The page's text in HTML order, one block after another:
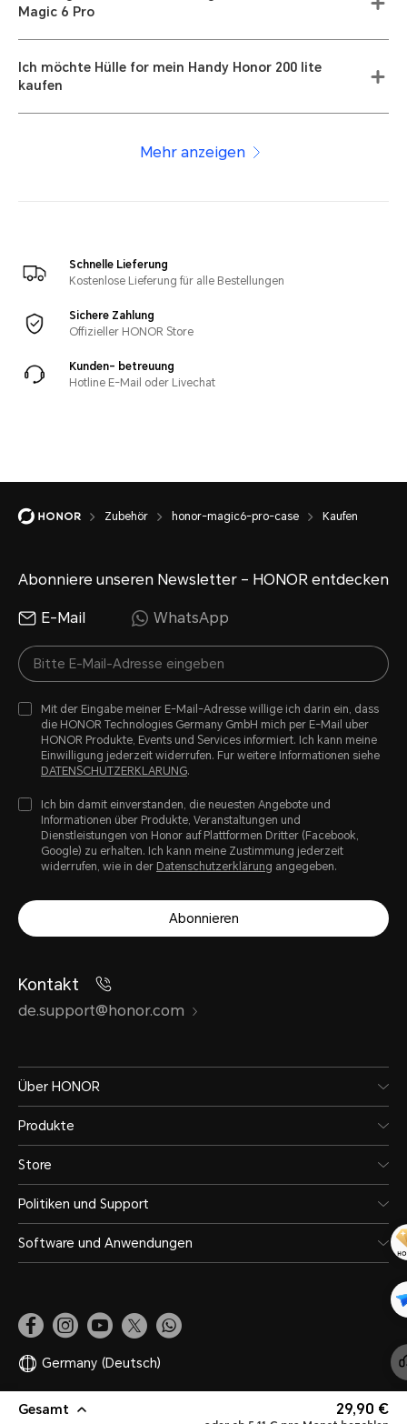
Gesamt 29,90 €
Magic 6 Pro
Ich möchte Hülle for mein Handy Honor 200 lite
kaufen
Mehr anzeigen
Schnelle Lieferung
Kostenlose Lieferung für alle Bestellungen
Sichere Zahlung
Offizieller HONOR Store
Kunden- betreuung
Hotline E-Mail oder Livechat
Zubehör honor-magic6-pro-case Kaufen
Abonniere unseren Newsletter – HONOR entdecken
E-Mail WhatsApp
Mit der Eingabe meiner E-Mail-Adresse willige ich darin ein, dass
die HONOR Technologies Germany GmbH mich per E-Mail uber
HONOR Produkte, Events und Services informiert. Ich kann meine
Einwilligung jederzeit widerrufen. Fur weitere Informationen siehe
DATENSCHUTZERKLARUNG.
Ich bin damit einverstanden, die neuesten Angebote und
Informationen über Produkte, Veranstaltungen und
Dienstleistungen von Honor auf Plattformen Dritter (Facebook,
Google) zu erhalten. Ich kann meine Zustimmung jederzeit
widerrufen, wie in der Datenschutzerklärung angegeben.
Abonnieren
Kontakt
de.support@honor.com
Über HONOR
Produkte
Store
Politiken und Support
Software und Anwendungen
Germany (Deutsch)
Site Map